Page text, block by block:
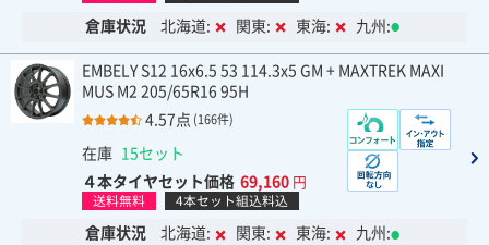
倉庫状況 北海道: 関東: 東海: 九州:
EMBELY S12 16x6.5 53 114.3x5 GM + MAXTREK MAXI
MUS M2 205/65R16 95H
4.57点 (166件)
在庫 15セット
４本タイヤセット価格 69,160 円
送料無料 4本セット組込料込
倉庫状況 北海道: 関東: 東海: 九州: